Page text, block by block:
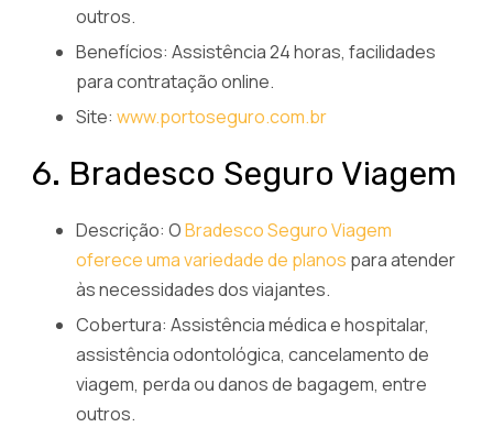
outros.
Benefícios: Assistência 24 horas, facilidades
para contratação online.
Site: www.portoseguro.com.br
6. Bradesco Seguro Viagem
Descrição: OBradesco Seguro Viagem
oferece uma variedade de planos para atender
às necessidades dos viajantes.
Cobertura: Assistência médica e hospitalar,
assistência odontológica, cancelamento de
viagem, perda ou danos de bagagem, entre
outros.